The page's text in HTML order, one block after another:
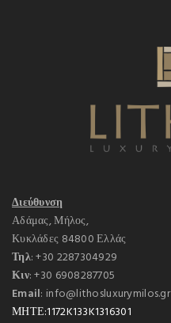
Διεύθυνση
Αδάμας, Μήλος,
Κυκλάδες 84800 Ελλάς
Τηλ: +30 2287304929
Κιν: +30 6908287705
Email: info@lithosluxurymilos.gr
ΜΗΤΕ:1172K133K1316301